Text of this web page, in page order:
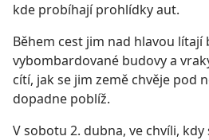
kde probíhají prohlídky aut.
Během cest jim nad hlavou lítají
vybombardované budovy a
cítí, jak se jim země chvěje pod
dopadne poblíž.
V sobotu 2. dubna, ve chvíli, kdy